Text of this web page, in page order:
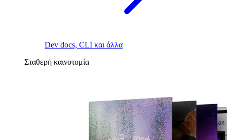
Dev docs, CLI και άλλα
Σταθερή καινοτομία